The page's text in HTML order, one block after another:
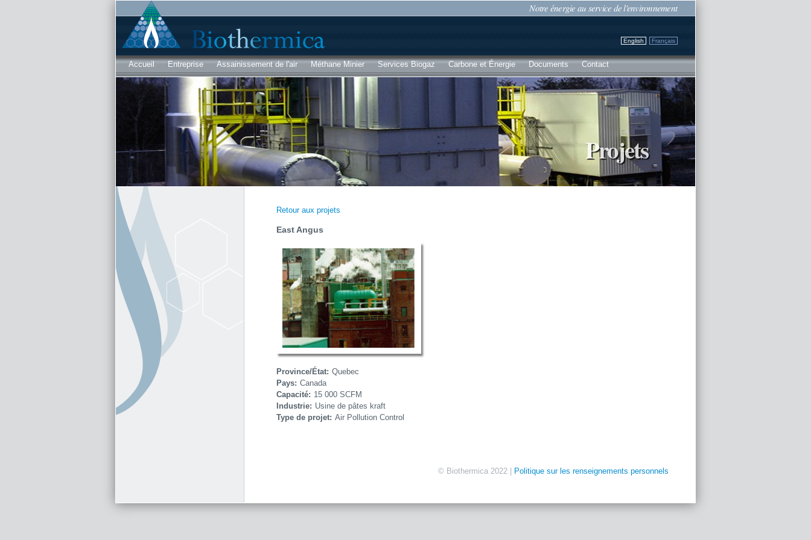
contenu
Notre énergie au service de l'environnement
English Français
Accueil Entreprise Assainissement de l'air Méthane Minier Services Biogaz Carbone et Énergie Documents Contact
Projets
Retour aux projets
East Angus
Province/État: Quebec
Pays: Canada
Capacité: 15 000 SCFM
Industrie: Usine de pâtes kraft
Type de projet: Air Pollution Control
© Biothermica 2022 | Politique sur les renseignements personnels